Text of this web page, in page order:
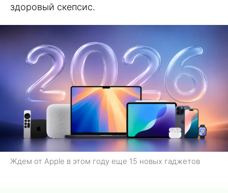
здоровый скепсис.
Ждем от Apple в этом году еще 15 новых гаджетов